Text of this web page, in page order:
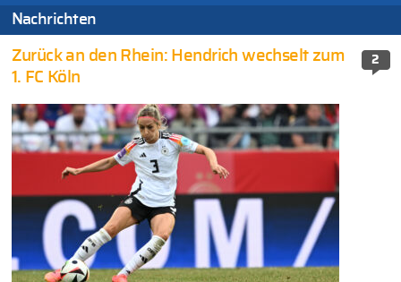
Nachrichten
2
Zurück an den Rhein: Hendrich wechselt zum
1. FC Köln